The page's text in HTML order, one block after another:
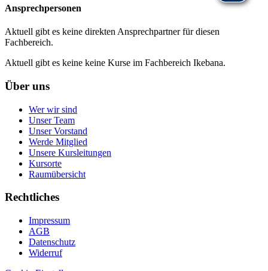
Ansprechpersonen
Aktuell gibt es keine direkten Ansprechpartner für diesen
Fachbereich.
Aktuell gibt es keine keine Kurse im Fachbereich Ikebana.
Über uns
Wer wir sind
Unser Team
Unser Vorstand
Werde Mitglied
Unsere Kursleitungen
Kursorte
Raumübersicht
Rechtliches
Impressum
AGB
Datenschutz
Widerruf